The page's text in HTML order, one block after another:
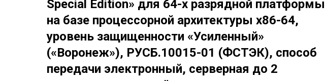
Special Edition» для 64-х разрядной платформы
на базе процессорной архитектуры х86-64,
уровень защищенности «Усиленный»
(«Воронеж»), РУСБ.10015-01 (ФСТЭК), способ
передачи электронный, серверная до 2